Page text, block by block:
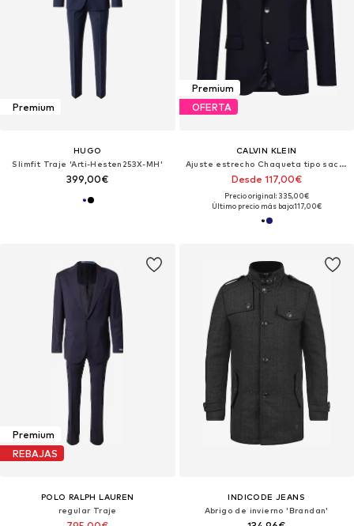
Premium
HUGO
Slimfit Traje 'Arti-Hesten253X-MH'
399,00€
Premium
OFERTA
CALVIN KLEIN
Ajuste estrecho Chaqueta tipo saco para negocios
Desde 117,00€
Precio original: 335,00€
Último precio más bajo:117,00€
Premium
REBAJAS
POLO RALPH LAUREN
regular Traje
INDICODE JEANS
Abrigo de invierno 'Brandan'